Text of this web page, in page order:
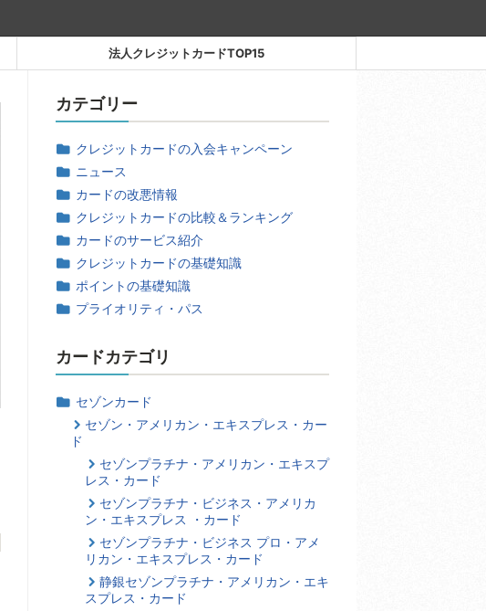
法人クレジットカードTOP15
カテゴリー
クレジットカードの入会キャンペーン
ニュース
カードの改悪情報
クレジットカードの比較＆ランキング
カードのサービス紹介
クレジットカードの基礎知識
ポイントの基礎知識
プライオリティ・パス
カードカテゴリ
セゾンカード
セゾン・アメリカン・エキスプレス・カー
ド
セゾンプラチナ・アメリカン・エキスプ
レス・カード
セゾンプラチナ・ビジネス・アメリカ
ン・エキスプレス ・カード
セゾンプラチナ・ビジネス プロ・アメ
リカン・エキスプレス・カード
静銀セゾンプラチナ・アメリカン・エキ
スプレス・カード